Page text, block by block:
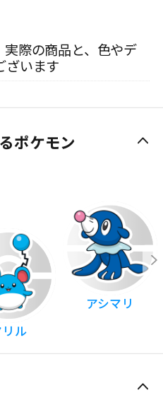
際の商品と、色やデ
ざいます
ポケモン
ル
アシマリ